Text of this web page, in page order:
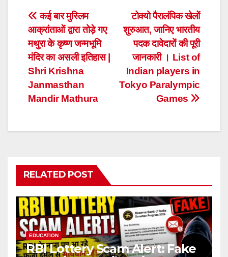
Post
navigation
टोक्यो पैरालंपिक खेलों
शुरुआत, जानिए भारतीय
पदक दावेदारों की पूरी
जानकारी । List of
Indian players in
Tokyo Paralympic
Games
कई बार मुस्लिम
आक्रांताओं द्वारा तोड़े गए
मथुरा के कृष्ण जन्मभूमि
मंदिर का असली इतिहास |
Shri Krishna
Janmasthan
Mandir Mathura
RELATED POST
EDUCATION
RBI Lottery Scam Alert: Fake